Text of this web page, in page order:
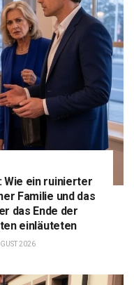
Wie ein ruinierter
Familie und das
das Ende der
einläuteten
2026